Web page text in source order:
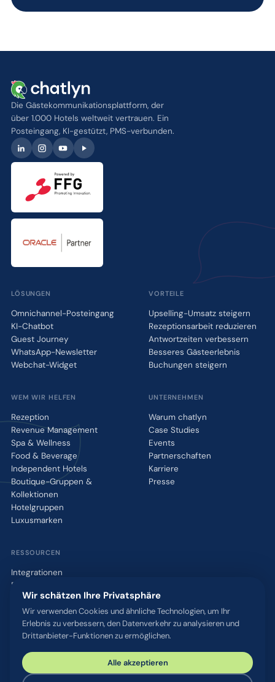
Die Gästekommunikationsplattform, der
über 1.000 Hotels weltweit vertrauen. Ein
Posteingang, KI-gestützt, PMS-verbunden.
LÖSUNGEN
Omnichannel-Posteingang
KI-Chatbot
Guest Journey
WhatsApp-Newsletter
Webchat-Widget
VORTEILE
Upselling-Umsatz steigern
Rezeptionsarbeit reduzieren
Antwortzeiten verbessern
Besseres Gästeerlebnis
Buchungen steigern
WEM WIR HELFEN
Rezeption
Revenue Management
Spa & Wellness
Food & Beverage
Independent Hotels
Boutique-Gruppen &
Kollektionen
Hotelgruppen
Luxusmarken
UNTERNEHMEN
Warum chatlyn
Case Studies
Events
Partnerschaften
Karriere
Presse
RESSOURCEN
Integrationen
Blog
Glossar
WhatsApp QR-Tool
Kontakt
© 2026 chatlyn GmbH. Alle Rechte vorbehalten.
Wir schätzen Ihre Privatsphäre
Wir verwenden Cookies und ähnliche Technologien, um Ihr
Erlebnis zu verbessern, den Datenverkehr zu analysieren und
Drittanbieter-Funktionen zu ermöglichen.
Alle akzeptieren